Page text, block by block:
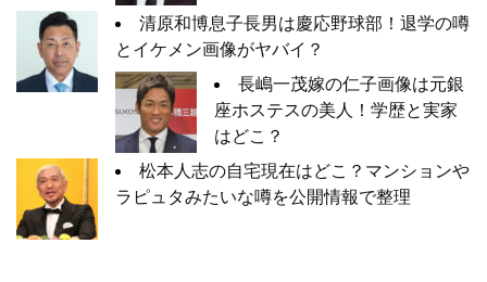
清原和博息子長男は慶応野球部！退学の噂
とイケメン画像がヤバイ？
長嶋一茂嫁の仁子画像は元銀
座ホステスの美人！学歴と実家
はどこ？
松本人志の自宅現在はどこ？マンションや
ラピュタみたいな噂を公開情報で整理